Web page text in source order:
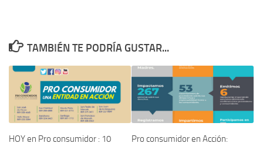
TAMBIÉN TE PODRÍA GUSTAR...
HOY en Pro consumidor : 10
Pro consumidor en Acción: